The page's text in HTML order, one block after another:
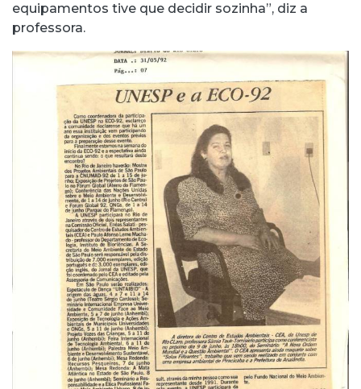
equipamentos tive que decidir sozinha”, diz a
professora.